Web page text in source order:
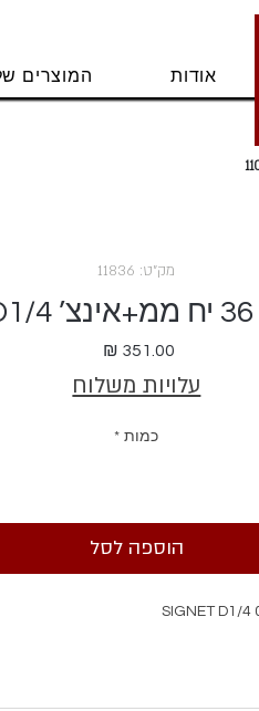
אודות המוצרים
מק"ט: 11836
מחיר
עלויות משלוח
כמות *
הוספה לסל